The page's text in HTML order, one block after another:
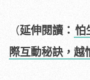
（延伸閱讀： 怕
際互動秘訣，越